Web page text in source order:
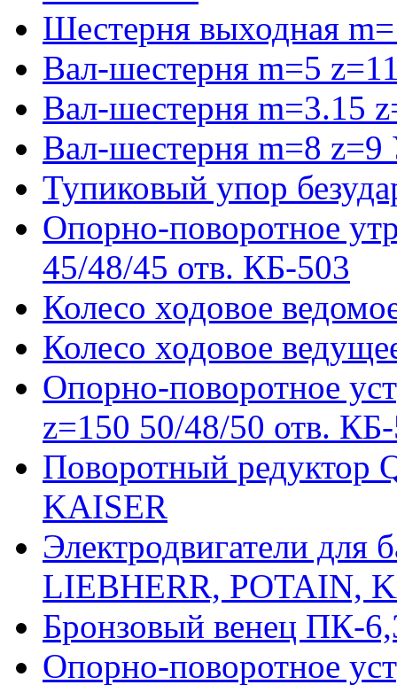
Шестерня выходная
Вал-шестерня m=5
Вал-шестерня m=3.15
Вал-шестерня m=8
Тупиковый упор
Опорно-поворотное
45/48/45 отв. КБ-503
Колесо ходовое
Колесо ходовое
Опорно-поворотное
z=150 50/48/50 отв.
Поворотный редуктор
KAISER
Электродвигатели для
LIEBHERR, POTAIN,
Бронзовый венец ПК-
Опорно-поворотное